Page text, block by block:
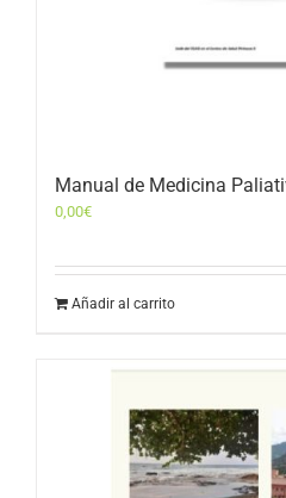
Manual de Medicina
0,00€
Añadir al carrito